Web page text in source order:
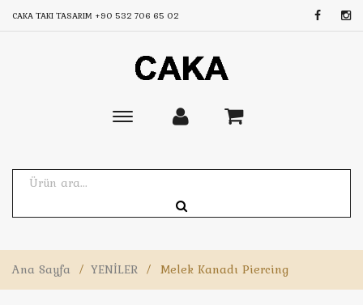
CAKA TAKI TASARIM +90 532 706 65 02
Toggle
Ana Sayfa / YENİLER / Melek Kanadı Piercing